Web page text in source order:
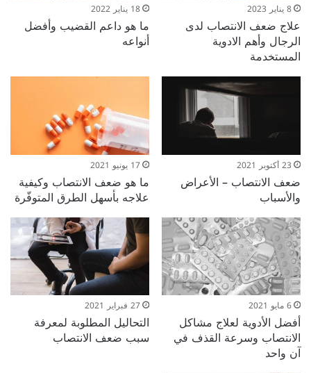
8 يناير 2023
علاج ضعف الانتصاب لدى
الرجال وأهم الادوية
المستخدمة
18 يناير 2022
ما هو داعم القضيب وأفضل
أنواعه
23 أكتوبر 2021
ضعف الانتصاب – الأعراض
والأسباب
17 يونيو 2021
ما هو ضعف الانتصاب وكيفية
علاجه بأسهل الطرق المتوفّرة
6 مايو 2021
أفضل الأدوية لعلاج مشاكل
الانتصاب وسرعة القذف في
آن واحد
27 فبراير 2021
التحاليل المطلوبة لمعرفة
سبب ضعف الانتصاب